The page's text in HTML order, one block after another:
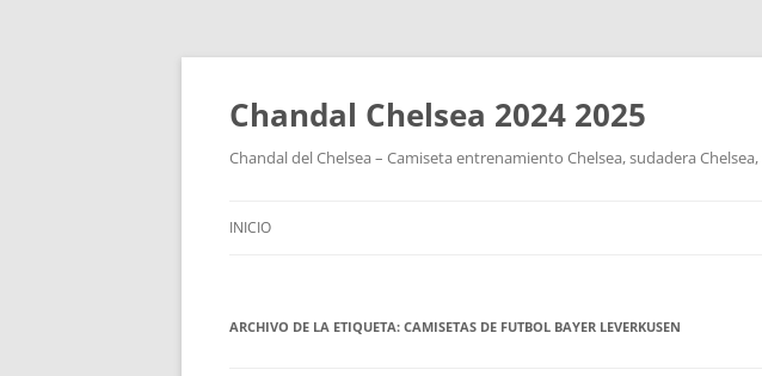
Chandal Chelsea 2024 2025
Chandal del Chelsea – Camiseta entrenamiento Chelsea, sudadera
INICIO
ARCHIVO DE LA ETIQUETA: CAMISETAS DE FUTBOL BAYER LEVERKUSEN